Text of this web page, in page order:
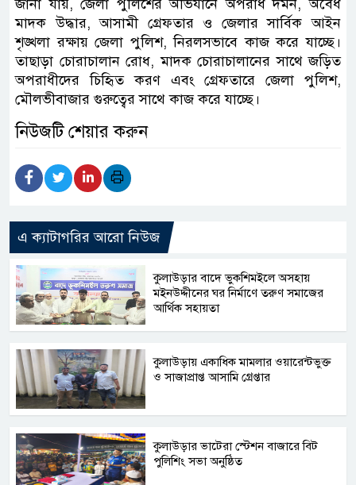
জানা যায়, জেলা পুলিশের অভিযানে অপরাধ দমন, অবৈধ
মাদক উদ্ধার, আসামী গ্রেফতার ও জেলার সার্বিক আইন
শৃঙ্খলা রক্ষায় জেলা পুলিশ, নিরলসভাবে কাজ করে যাচ্ছে।
তাছাড়া চোরাচালান রোধ, মাদক চোরাচালানের সাথে জড়িত
অপরাধীদের চিহিৃত করণ এবং গ্রেফতারে জেলা পুলিশ,
মৌলভীবাজার গুরুত্বের সাথে কাজ করে যাচ্ছে।
নিউজটি শেয়ার করুন
এ ক্যাটাগরির আরো নিউজ
কুলাউড়ার বাদে ভুকশিমইলে অসহায়
মইনউদ্দীনের ঘর নির্মাণে তরুণ সমাজের
আর্থিক সহায়তা
কুলাউড়ায় একাধিক মামলার ওয়ারেন্টভুক্ত
ও সাজাপ্রাপ্ত আসামি গ্রেপ্তার
কুলাউড়ার ভাটেরা স্টেশন বাজারে বিট
পুলিশিং সভা অনুষ্ঠিত